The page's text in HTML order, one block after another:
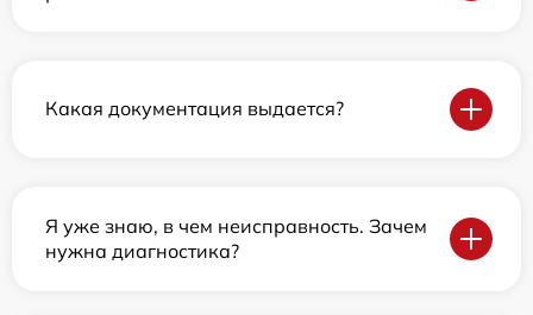
Какая документация выдается?
Я уже знаю, в чем неисправность. Зачем
нужна диагностика?